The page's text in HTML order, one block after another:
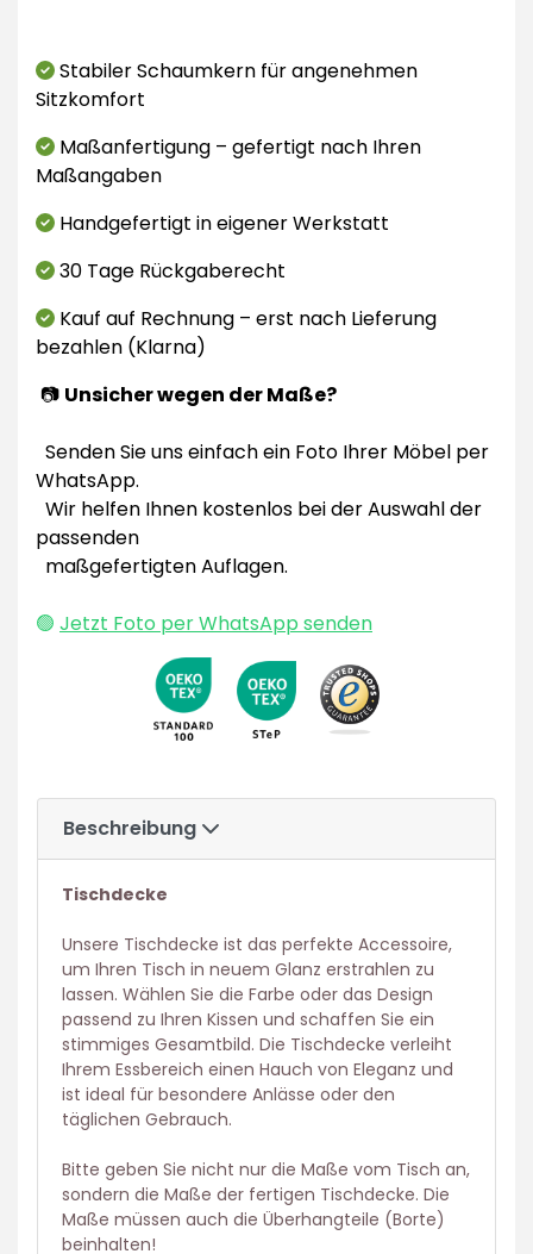
Stabiler Schaumkern für angenehmen
Sitzkomfort
Maßanfertigung – gefertigt nach Ihren
Maßangaben
Handgefertigt in eigener Werkstatt
30 Tage Rückgaberecht
Kauf auf Rechnung – erst nach Lieferung
bezahlen (Klarna)
📷 Unsicher wegen der Maße?
Senden Sie uns einfach ein Foto Ihrer Möbel per
WhatsApp.
Wir helfen Ihnen kostenlos bei der Auswahl der
passenden
maßgefertigten Auflagen.
🟢 Jetzt Foto per WhatsApp senden
Beschreibung
Tischdecke
Unsere Tischdecke ist das perfekte Accessoire,
um Ihren Tisch in neuem Glanz erstrahlen zu
lassen. Wählen Sie die Farbe oder das Design
passend zu Ihren Kissen und schaffen Sie ein
stimmiges Gesamtbild. Die Tischdecke verleiht
Ihrem Essbereich einen Hauch von Eleganz und
ist ideal für besondere Anlässe oder den
täglichen Gebrauch.
Bitte geben Sie nicht nur die Maße vom Tisch an,
sondern die Maße der fertigen Tischdecke. Die
Maße müssen auch die Überhangteile (Borte)
beinhalten!